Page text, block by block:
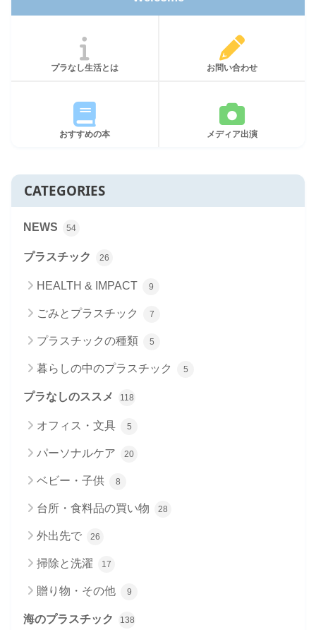
プラなし生活とは お問い合わせ
おすすめの本 メディア出演
CATEGORIES
NEWS 54
プラスチック 26
HEALTH & IMPACT 9
ごみとプラスチック 7
プラスチックの種類 5
暮らしの中のプラスチック 5
プラなしのススメ 118
オフィス・文具 5
パーソナルケア 20
ベビー・子供 8
台所・食料品の買い物 28
外出先で 26
掃除と洗濯 17
贈り物・その他 9
海のプラスチック 138